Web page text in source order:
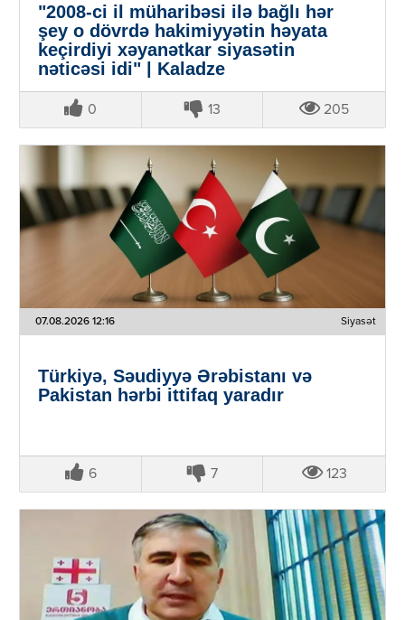
"2008-ci il müharibəsi ilə bağlı hər
şey o dövrdə hakimiyyətin həyata
keçirdiyi xəyanətkar siyasətin
nəticəsi idi" | Kaladze
0 13 205
07.08.2026 12:16 Siyasət
Türkiyə, Səudiyyə Ərəbistanı və
Pakistan hərbi ittifaq yaradır
6 7 123